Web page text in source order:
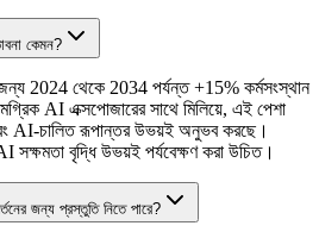
কেমন?
2024 থেকে 2034 পর্যন্ত +15% কর্মসংস্থান
AI এক্সপোজারের সাথে মিলিয়ে, এই পেশা
AI-চালিত রূপান্তর উভয়ই অনুভব করছে।
সক্ষমতা বৃদ্ধি উভয়ই পর্যবেক্ষণ করা উচিত।
জন্য প্রস্তুতি নিতে পারে?